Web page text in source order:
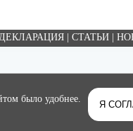
СТАТЬИ
было удобнее.
Я